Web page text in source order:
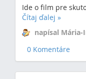
Ide o film pre
Čítaj ďalej »
napísal Mária-
0 Komentáre